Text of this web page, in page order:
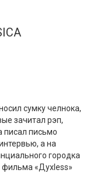
сумку челнока,
зачитал рэп,
писал письмо
а на
городка
фильма «Духless»